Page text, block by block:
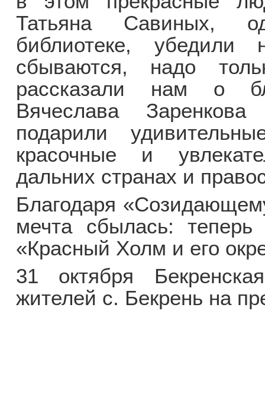
Татьяна Савиных,
библиотеке,
сбываются, надо
рассказали нам о
Вячеслава
подарили
красочные и
дальних странах и
Благодаря
мечта сбылась:
«Красный Холм и его
31 октября
жителей с. Бекрень на